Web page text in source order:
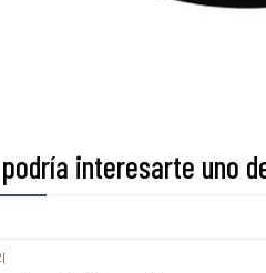
interesarte uno
|